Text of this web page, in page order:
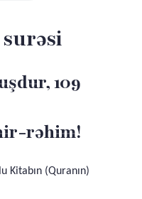
surəsi
109
rəhim!
Kitabın (Quranın)